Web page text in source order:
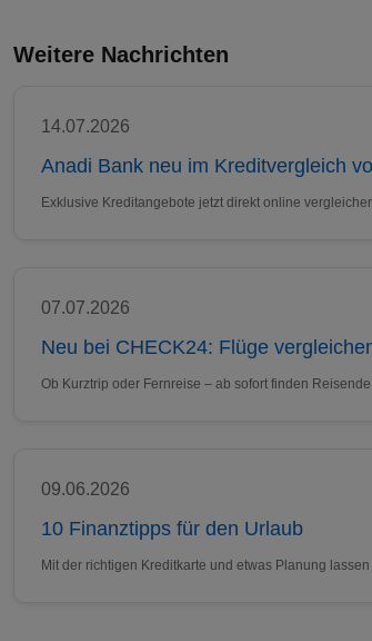
Weitere Nachrichten
14.07.2026
Anadi Bank neu im Kreditvergleich
Exklusive Kreditangebote jetzt direkt online
07.07.2026
Neu bei CHECK24: Flüge
Ob Kurztrip oder Fernreise – ab sofort finden
09.06.2026
10 Finanztipps für den Urlaub
Mit der richtigen Kreditkarte und etwas Planung